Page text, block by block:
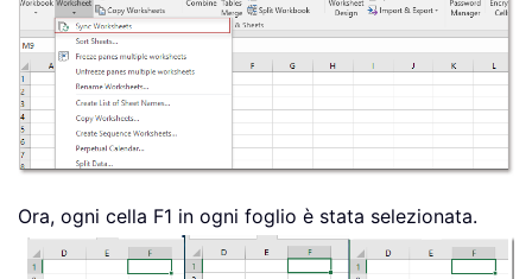
Ora, ogni cella F1 in ogni foglio è stata selezionata.